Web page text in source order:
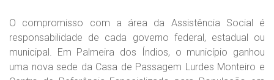
O compromisso com a área da Assistência Social é
responsabilidade de cada governo federal, estadual ou
municipal. Em Palmeira dos Índios, o município ganhou
uma nova sede da Casa de Passagem Lurdes Monteiro e